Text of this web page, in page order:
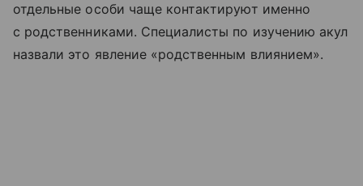
отдельные особи чаще контактируют именно
с родственниками. Специалисты по изучению акул
назвали это явление «родственным влиянием».